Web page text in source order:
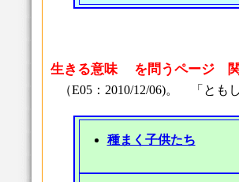
生きる意味 を問うページ
（E05：2010/12/06)。 「とも
種まく子供たち